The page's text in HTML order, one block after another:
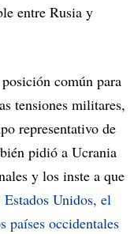
entre Rusia y
común para
tensiones militares,
representativo de
pidió a Ucrania
y los inste a que
Estados Unidos, el
occidentales